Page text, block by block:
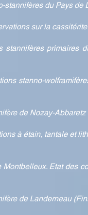
stannifères du Pays
sur la
stannifères primaires
stanno-
de Nozay-
à étain, tantale et
Montbelleux. Etat des
de Landerneau